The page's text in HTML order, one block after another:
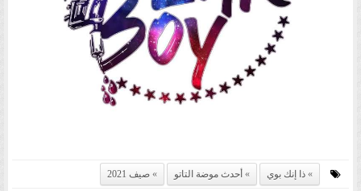
ذا إنك بوي أحدث موضة التاتو صيف 2021